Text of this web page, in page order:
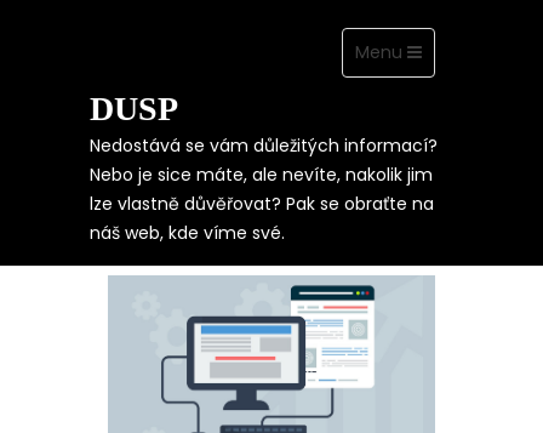
Toggle
navigation
Menu
DUSP
Nedostává se vám důležitých informací?
Nebo je sice máte, ale nevíte, nakolik jim
lze vlastně důvěřovat? Pak se obraťte na
náš web, kde víme své.
UŽITEČNÉ
INFORMACE